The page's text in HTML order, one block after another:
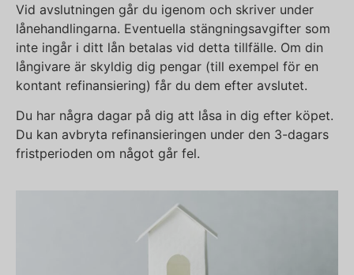
Vid avslutningen går du igenom och skriver under
lånehandlingarna. Eventuella stängningsavgifter som
inte ingår i ditt lån betalas vid detta tillfälle. Om din
långivare är skyldig dig pengar (till exempel för en
kontant refinansiering) får du dem efter avslutet.
Du har några dagar på dig att låsa in dig efter köpet.
Du kan avbryta refinansieringen under den 3-dagars
fristperioden om något går fel.